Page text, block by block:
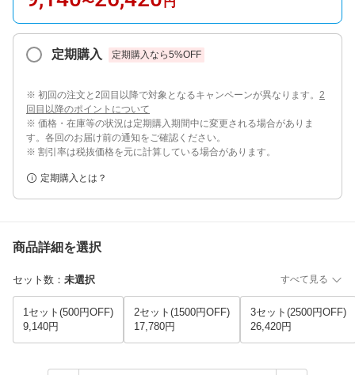
定期購入 定期購入なら5%OFF
※ 初回の注文と2回目以降で対象となるキャンペーンが異なります。 2
回目以降のポイントについて
※ 価格・在庫等の状況は定期購入期間中に変更される場合がありま
す。各回のお届け前の通知をご確認ください。
※ 割引率は税抜価格を元に計算している場合があります。
定期購入とは？
商品詳細を選択
セット数 ： 未選択 すべて見る
1セット(500円OFF)
9,140円
2セット(1500円OFF)
17,780円
3セット(2500円OFF)
26,420円